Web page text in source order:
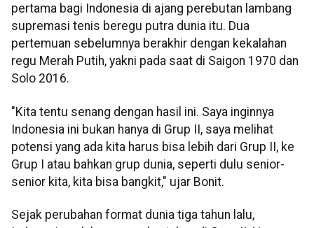
pertama bagi Indonesia di ajang perebutan lambang
supremasi tenis beregu putra dunia itu. Dua
pertemuan sebelumnya berakhir dengan kekalahan
regu Merah Putih, yakni pada saat di Saigon 1970 dan
Solo 2016.
"Kita tentu senang dengan hasil ini. Saya inginnya
Indonesia ini bukan hanya di Grup II, saya melihat
potensi yang ada kita harus bisa lebih dari Grup II, ke
Grup I atau bahkan grup dunia, seperti dulu senior-
senior kita, kita bisa bangkit," ujar Bonit.
Sejak perubahan format dunia tiga tahun lalu,